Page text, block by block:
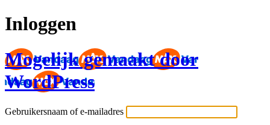
Inloggen
Mogelijk gemaakt door
WordPress
Gebruikersnaam of e-mailadres